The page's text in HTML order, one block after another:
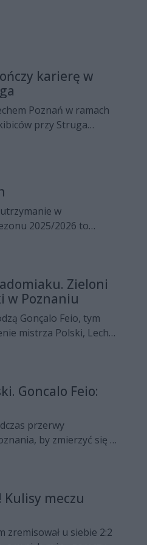
karierę w
Poznań w ramach
przy Struga
karierę
w
2025/2026 to
o tron.
Zieloni
w Poznaniu
Gonçalo Feio, tym
mistrza Polski, Lecha
złej passy na stadionie
Goncalo Feio:
przerwy
by zmierzyć się z
Kulisy meczu
zremisował u siebie 2:2